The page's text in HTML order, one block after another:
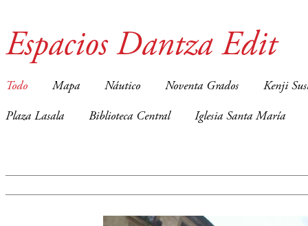
Espacios Dantza Edit
Todo Mapa Náutico Noventa Grados Kenji
Plaza Lasala Biblioteca Central Iglesia Santa María